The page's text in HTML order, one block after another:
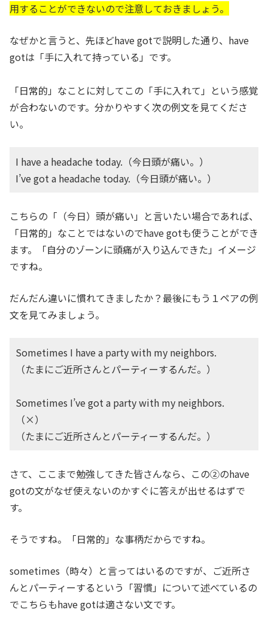
用することができないので注意しておきましょう。
なぜかと言うと、先ほどhave gotで説明した通り、have
gotは「手に入れて持っている」です。
「日常的」なことに対してこの「手に入れて」という感覚
が合わないのです。分かりやすく次の例文を見てくださ
い。
I have a headache today.（今日頭が痛い。）
I’ve got a headache today.（今日頭が痛い。）
こちらの「（今日）頭が痛い」と言いたい場合であれば、
「日常的」なことではないのでhave gotも使うことができ
ます。「自分のゾーンに頭痛が入り込んできた」イメージ
ですね。
だんだん違いに慣れてきましたか？最後にもう１ペアの例
文を見てみましょう。
Sometimes I have a party with my neighbors.
（たまにご近所さんとパーティーするんだ。）
Sometimes I’ve got a party with my neighbors.
（×）
（たまにご近所さんとパーティーするんだ。）
さて、ここまで勉強してきた皆さんなら、この②のhave
gotの文がなぜ使えないのかすぐに答えが出せるはずで
す。
そうですね。「日常的」な事柄だからですね。
sometimes（時々）と言ってはいるのですが、ご近所さ
んとパーティーするという「習慣」について述べているの
でこちらもhave gotは適さない文です。